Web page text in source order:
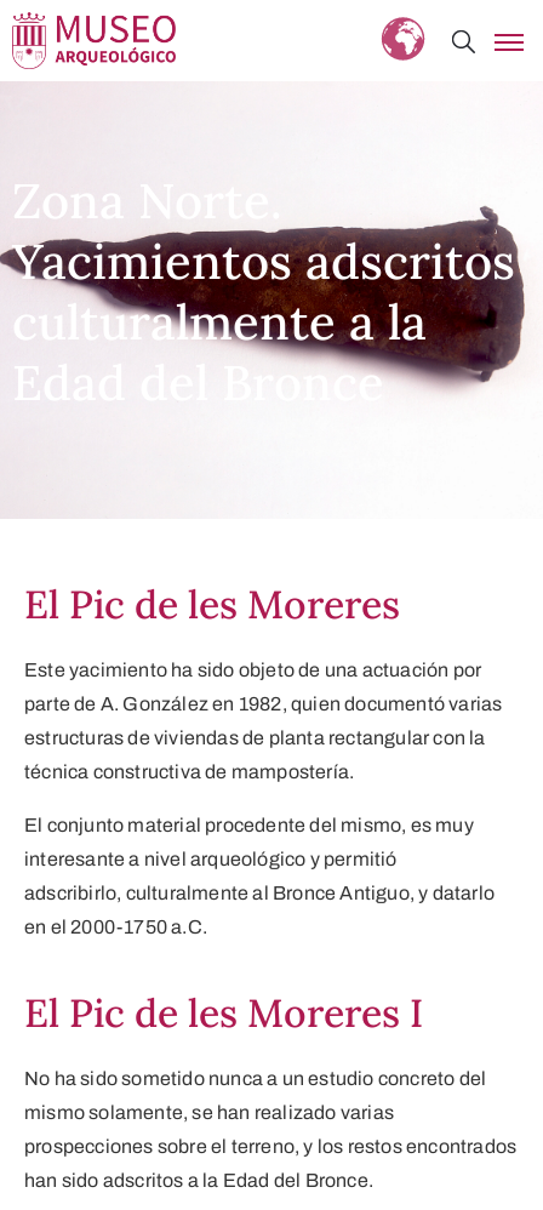
Zona Norte.
Yacimientos adscritos
culturalmente a la
Edad del Bronce
El Pic de les Moreres
Este yacimiento ha sido objeto de una actuación por
parte de A. González en 1982, quien documentó varias
estructuras de viviendas de planta rectangular con la
técnica constructiva de mampostería.
El conjunto material procedente del mismo, es muy
interesante a nivel arqueológico y permitió
adscribirlo, culturalmente al Bronce Antiguo, y datarlo
en el 2000-1750 a.C.
El Pic de les Moreres I
No ha sido sometido nunca a un estudio concreto del
mismo solamente, se han realizado varias
prospecciones sobre el terreno, y los restos encontrados
han sido adscritos a la Edad del Bronce.